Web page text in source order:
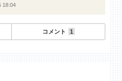
18:04
コメント 1